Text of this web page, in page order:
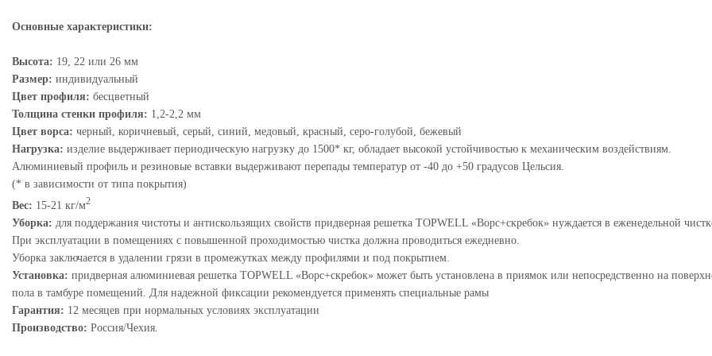
Основные характеристики:
Высота: 19, 22 или 26 мм
Размер: индивидуальный
Цвет профиля: бесцветный
Толщина стенки профиля: 1,2-2,2 мм
Цвет ворса: черный, коричневый, серый, синий, медовый, красный, серо-голубой, бежевый
Нагрузка: изделие выдерживает периодическую нагрузку до 1500* кг, обладает высокой устойчивостью к механическим воздействиям.
Алюминиевый профиль и резиновые вставки выдерживают перепады температур от -40 до +50 градусов Цельсия.
(* в зависимости от типа покрытия)
Вес: 15-21 кг/м2
Уборка: для поддержания чистоты и антискользящих свойств придверная решетка TOPWELL «Ворс+скребок» нуждается в еженедельной
При эксплуатации в помещениях с повышенной проходимостью чистка должна проводиться ежедневно.
Уборка заключается в удалении грязи в промежутках между профилями и под покрытием.
Установка: придверная алюминиевая решетка TOPWELL «Ворс+скребок» может быть установлена в приямок или непосредственно на
пола в тамбуре помещений. Для надежной фиксации рекомендуется применять специальные рамы
Гарантия: 12 месяцев при нормальных условиях эксплуатации
Производство: Россия/Чехия.